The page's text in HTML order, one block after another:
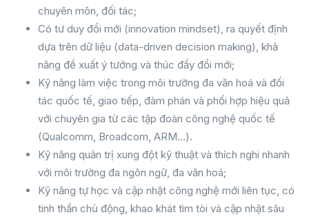
chuyên môn, đối tác;
Có tư duy đổi mới (innovation mindset), ra quyết định
dựa trên dữ liệu (data-driven decision making), khả
năng đề xuất ý tưởng và thúc đẩy đổi mới;
Kỹ năng làm việc trong môi trường đa văn hoá và đối
tác quốc tế, giao tiếp, đàm phán và phối hợp hiệu quả
với chuyên gia từ các tập đoàn công nghệ quốc tế
(Qualcomm, Broadcom, ARM…).
Kỹ năng quản trị xung đột kỹ thuật và thích nghi nhanh
với môi trường đa ngôn ngữ, đa văn hoá;
Kỹ năng tự học và cập nhật công nghệ mới liên tục, có
tinh thần chủ động, khao khát tìm tòi và cập nhật sâu